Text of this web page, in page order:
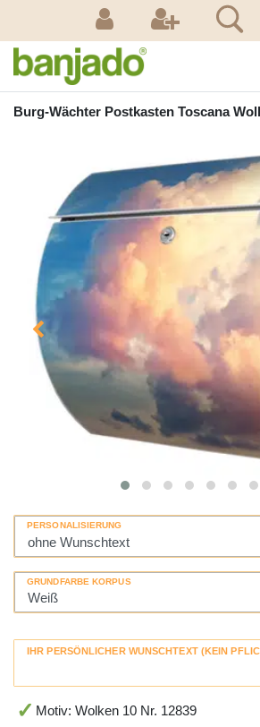
Burg-Wächter Postkasten Toscana
PERSONALISIERUNG
GRUNDFARBE KORPUS
IHR PERSÖNLICHER WUNSCHTEXT (KEIN
Motiv: Wolken 10 Nr. 12839